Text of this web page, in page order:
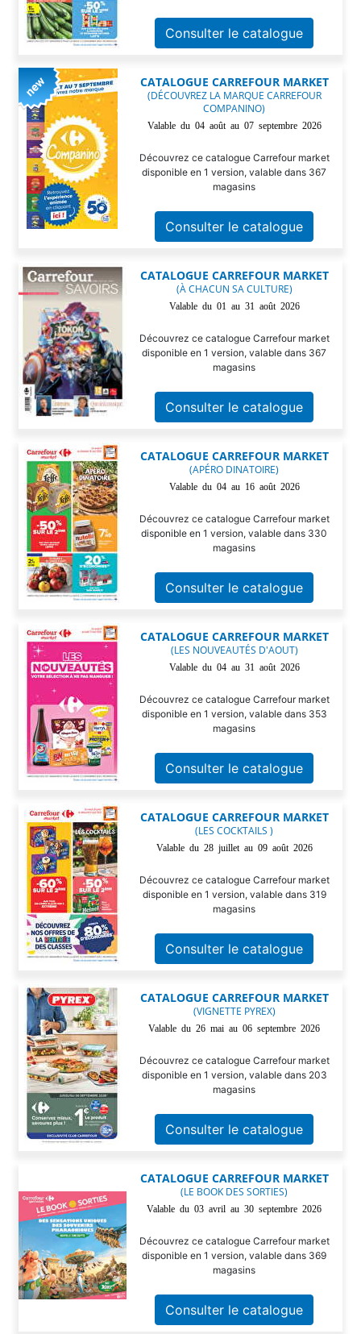
Consulter le catalogue
CATALOGUE CARREFOUR MARKET
(DÉCOUVREZ LA MARQUE CARREFOUR
COMPANINO)
Valable du 04 août au 07 septembre 2026
Découvrez ce catalogue Carrefour market
disponible en 1 version, valable dans 367
magasins
Consulter le catalogue
CATALOGUE CARREFOUR MARKET
(À CHACUN SA CULTURE)
Valable du 01 au 31 août 2026
Découvrez ce catalogue Carrefour market
disponible en 1 version, valable dans 367
magasins
Consulter le catalogue
CATALOGUE CARREFOUR MARKET
(APÉRO DINATOIRE)
Valable du 04 au 16 août 2026
Découvrez ce catalogue Carrefour market
disponible en 1 version, valable dans 330
magasins
Consulter le catalogue
CATALOGUE CARREFOUR MARKET
(LES NOUVEAUTÉS D'AOUT)
Valable du 04 au 31 août 2026
Découvrez ce catalogue Carrefour market
disponible en 1 version, valable dans 353
magasins
Consulter le catalogue
CATALOGUE CARREFOUR MARKET
(LES COCKTAILS )
Valable du 28 juillet au 09 août 2026
Découvrez ce catalogue Carrefour market
disponible en 1 version, valable dans 319
magasins
Consulter le catalogue
CATALOGUE CARREFOUR MARKET
(VIGNETTE PYREX)
Valable du 26 mai au 06 septembre 2026
Découvrez ce catalogue Carrefour market
disponible en 1 version, valable dans 203
magasins
Consulter le catalogue
CATALOGUE CARREFOUR MARKET
(LE BOOK DES SORTIES)
Valable du 03 avril au 30 septembre 2026
Découvrez ce catalogue Carrefour market
disponible en 1 version, valable dans 369
magasins
Consulter le catalogue